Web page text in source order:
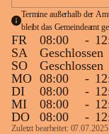
Termine außerhalb der
bleibt das Gemeindeamt
FR 08:00 -
SA
Geschlossen
SO
Geschlossen
MO 08:00 -
DI
08:00 -
MI
08:00 -
DO
08:00 -
Zuletzt bearbeitet: 07.07.2025